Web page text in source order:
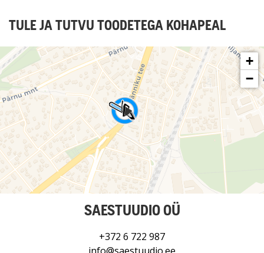
TULE JA TUTVU TOODETEGA KOHAPEAL
+
−
SAESTUUDIO OÜ
+372 6 722 987
info@saestuudio.ee